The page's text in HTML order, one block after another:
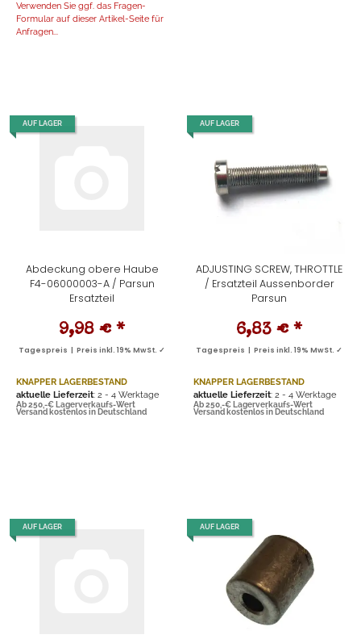
Verwenden Sie ggf. das Fragen-
Formular auf dieser Artikel-Seite für
Anfragen...
AUF LAGER
Abdeckung obere Haube
F4-06000003-A / Parsun
Ersatzteil
9,98 € *
Tagespreis | Preis inkl. 19% MwSt. ✓
KNAPPER LAGERBESTAND
aktuelle Lieferzeit: 2 - 4 Werktage
Ab 250,-€ Lagerverkaufs-Wert
Versand kostenlos in Deutschland
AUF LAGER
ADJUSTING SCREW, THROTTLE
/ Ersatzteil Aussenborder
Parsun
6,83 € *
Tagespreis | Preis inkl. 19% MwSt. ✓
KNAPPER LAGERBESTAND
aktuelle Lieferzeit: 2 - 4 Werktage
Ab 250,-€ Lagerverkaufs-Wert
Versand kostenlos in Deutschland
AUF LAGER AUF LAGER